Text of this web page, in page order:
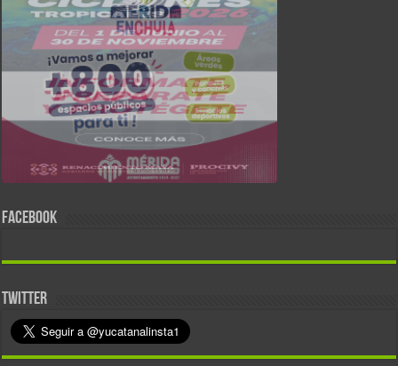
FACEBOOK
TWITTER